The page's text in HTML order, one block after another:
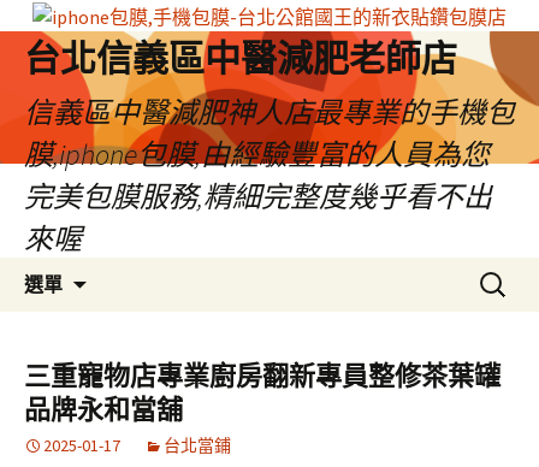
台北信義區中醫減肥老師店
信義區中醫減肥神人店最專業的手機包
膜,iphone包膜,由經驗豐富的人員為您
完美包膜服務,精細完整度幾乎看不出
來喔
選單
容
區
搜
尋
鍵
字:
三重寵物店專業廚房翻新專員整修茶葉罐
品牌永和當舖
2025-01-17 台北當鋪